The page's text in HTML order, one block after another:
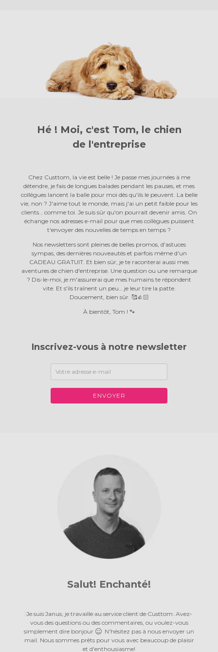
Hé ! Moi, c'est Tom, le chien
de l'entreprise
Chez Custtom, la vie est belle ! Je passe mes journées à me
détendre, je fais de longues balades pendant les pauses, et mes
collègues lancent la balle pour moi dès qu'ils le peuvent. La belle
vie, non ? J'aime tout le monde, mais j'ai un petit faible pour les
clients… comme toi. Je suis sûr qu'on pourrait devenir amis. On
échange nos adresses e-mail pour que mes collègues puissent
t'envoyer des nouvelles de temps en temps ?
Nos newsletters sont pleines de belles promos, d'astuces
sympas, des dernières nouveautés et parfois même d'un
CADEAU GRATUIT. Et bien sûr, je te raconterai aussi mes
aventures de chien d'entreprise. Une question ou une remarque
? Dis-le-moi, je m'assurerai que mes humains te répondent
vite. Et s'ils traînent un peu… je leur tire la patte.
Doucement, bien sûr. 🥰👍🏻
À bientôt, Tom ! 🐾
Inscrivez-vous à notre newsletter
ENVOYER
Salut! Enchanté!
Je suis Bastien, je travaille au service client de Custtom. Avez-
vous des questions ou des commentaires, ou voulez-vous
simplement dire bonjour
N'hésitez pas à nous envoyer un
mail. Nous sommes prêts pour vous avec beaucoup de plaisir
et d'enthousiasme!
Salut! Enchanté!
Je suis Janus, je travaille au service client de Custtom. Avez-
vous des questions ou des commentaires, ou voulez-vous
simplement dire bonjour
N'hésitez pas à nous envoyer un
mail. Nous sommes prêts pour vous avec beaucoup de plaisir
et d'enthousiasme!
et d'enthousiasme!
et d'enthousiasme!
et d'enthousiasme!
et d'enthousiasme!
et d'enthousiasme!
et d'enthousiasme!
et d'enthousiasme!
et d'enthousiasme!
et d'enthousiasme!
et d'enthousiasme!
et d'enthousiasme!